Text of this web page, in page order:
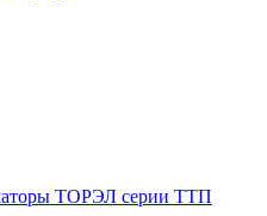
ТОРЭЛ серии ТТП